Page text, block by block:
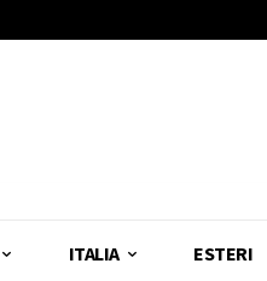
ITALIA ESTERI